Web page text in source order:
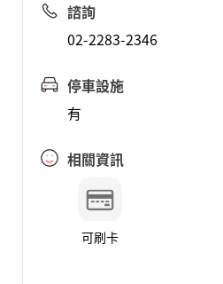
諮詢
02-2283-2346
停車設施
有
相關資訊
可刷卡